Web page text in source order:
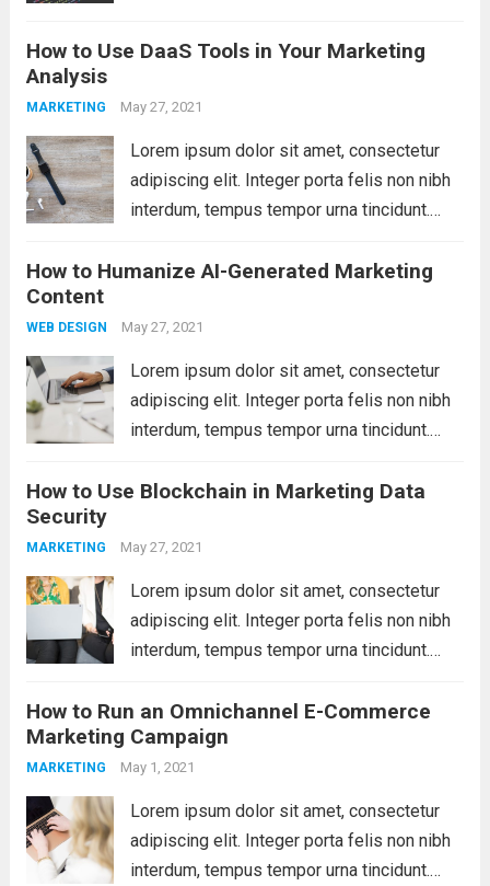
libero. Aliquam mattis diam at nunc
Vestibulum ante ipsum primis...
How to Use DaaS Tools in Your Marketing
Analysis
MARKETING May 27, 2021
Lorem ipsum dolor sit amet, consectetur
adipiscing elit. Integer porta felis non nibh
interdum, tempus tempor urna tincidunt.
libero. Aliquam mattis diam at nunc
Vestibulum ante ipsum primis...
How to Humanize AI-Generated Marketing
Content
WEB DESIGN May 27, 2021
Lorem ipsum dolor sit amet, consectetur
adipiscing elit. Integer porta felis non nibh
interdum, tempus tempor urna tincidunt.
libero. Aliquam mattis diam at nunc
Vestibulum ante ipsum primis...
How to Use Blockchain in Marketing Data
Security
MARKETING May 27, 2021
Lorem ipsum dolor sit amet, consectetur
adipiscing elit. Integer porta felis non nibh
interdum, tempus tempor urna tincidunt.
libero. Aliquam mattis diam at nunc
molestie, sit amet pulvinar dui tincidunt.
Vestibulum ante ipsum primis...
How to Run an Omnichannel E-Commerce
Marketing Campaign
MARKETING May 1, 2021
Lorem ipsum dolor sit amet, consectetur
adipiscing elit. Integer porta felis non nibh
interdum, tempus tempor urna tincidunt.